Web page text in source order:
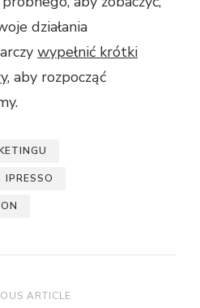
działania
wypełnić krótki
, aby rozpocząć
IPRESSO
ARTICLE